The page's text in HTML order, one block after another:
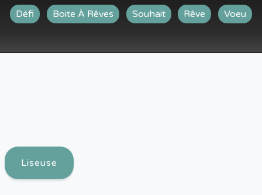
Défi Boite À Rêves Souhait Rêve Voeu
Liseuse